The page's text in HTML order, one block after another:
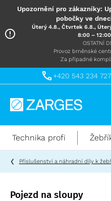
Upozornění pro zákazníky:
pobočky ve
Úterý 4.8., Čtvrtek 6.8.,
8:00 –
OSTATNÍ
Provoz brněnské
Za případné
+420 543 234 727
Technika
práci
výškách
Technika profi
Příslušenství a náhradní díly k
Pojezd na sloupy